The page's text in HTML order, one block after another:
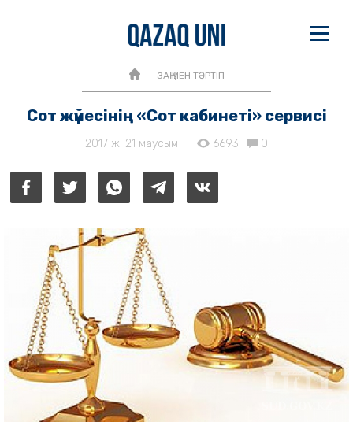
ЗАҢ МЕН ТӘРТІП
Сот жүйесінің «Сот кабинеті» сервисі
2017 ж. 21 маусым 6693 0